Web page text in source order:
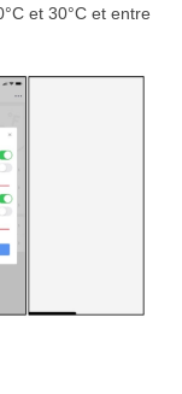
et 30°C et entre